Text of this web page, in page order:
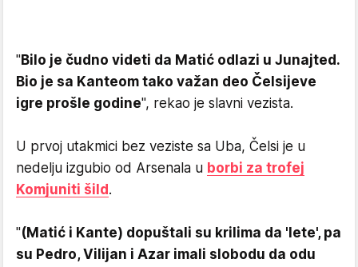
"Bilo je čudno videti da Matić odlazi u Junajted.
Bio je sa Kanteom tako važan deo Čelsijeve
igre prošle godine", rekao je slavni vezista.
U prvoj utakmici bez veziste sa Uba, Čelsi je u
nedelju izgubio od Arsenala u borbi za trofej
Komjuniti šild .
"(Matić i Kante) dopuštali su krilima da 'lete', pa
su Pedro, Vilijan i Azar imali slobodu da odu